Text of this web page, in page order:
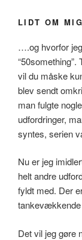
LIDT OM
….og hvorfor
vil du måske
blev sendt
man fulgte
udfordringer,
syntes, serien
Nu er jeg
helt andre
fyldt med. Der
Det vil jeg gøre